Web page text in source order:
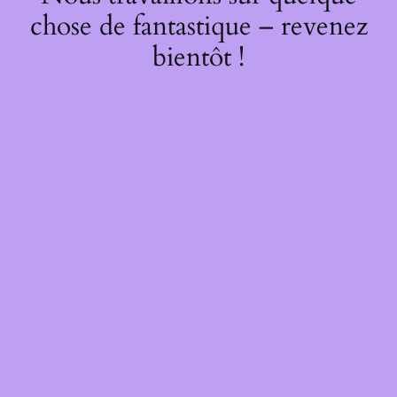
chose de fantastique – revenez
bientôt !